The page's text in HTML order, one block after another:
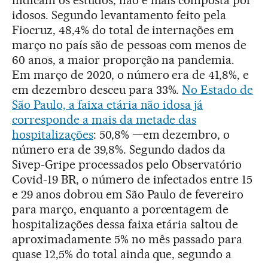
idosos. Segundo levantamento feito pela
Fiocruz, 48,4% do total de internações em
março no país são de pessoas com menos de
60 anos, a maior proporção na pandemia.
Em março de 2020, o número era de 41,8%, e
em dezembro desceu para 33%.No Estado de
São Paulo, a faixa etária não idosa já
corresponde a mais da metade das
hospitalizações: 50,8% —em dezembro, o
número era de 39,8%. Segundo dados da
Sivep-Gripe processados pelo Observatório
Covid-19 BR, o número de infectados entre 15
e 29 anos dobrou em São Paulo de fevereiro
para março, enquanto a porcentagem de
hospitalizações dessa faixa etária saltou de
aproximadamente 5% no mês passado para
quase 12,5% do total ainda que, segundo a